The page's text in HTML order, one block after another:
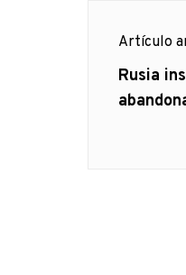
de
Artículo
Artículo
anterior
Rusia